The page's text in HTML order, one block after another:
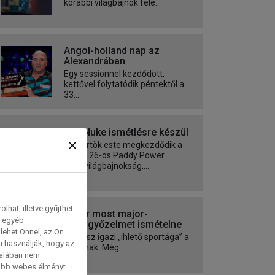
korábbi világbajnok fele...
Angol-holland nap az
Alexandrában
Egy sessionnel kezdődött,
kettővel folytatódik péntektől a
33....
The Nuke ismétlésre készül
Csütörtök este megkezdődik a
2025–26-os Paddy Power
dartsvilágbajnokság,...
Littler most major-
tornagyőzelmet ismételne
A tenisz igazi „ihlető sportága” a
dartsnak. Még...
illetve gyűjthet
Önnel, az Ön
használják, hogy az
nem
webes élményt